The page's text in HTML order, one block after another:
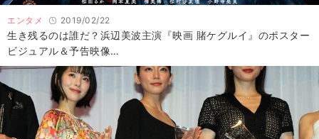
エンタメ 2019/02/22
生き残るのは誰だ？浜辺美波主演『映画 賭ケグルイ』のポスター
ビジュアル＆予告映像…